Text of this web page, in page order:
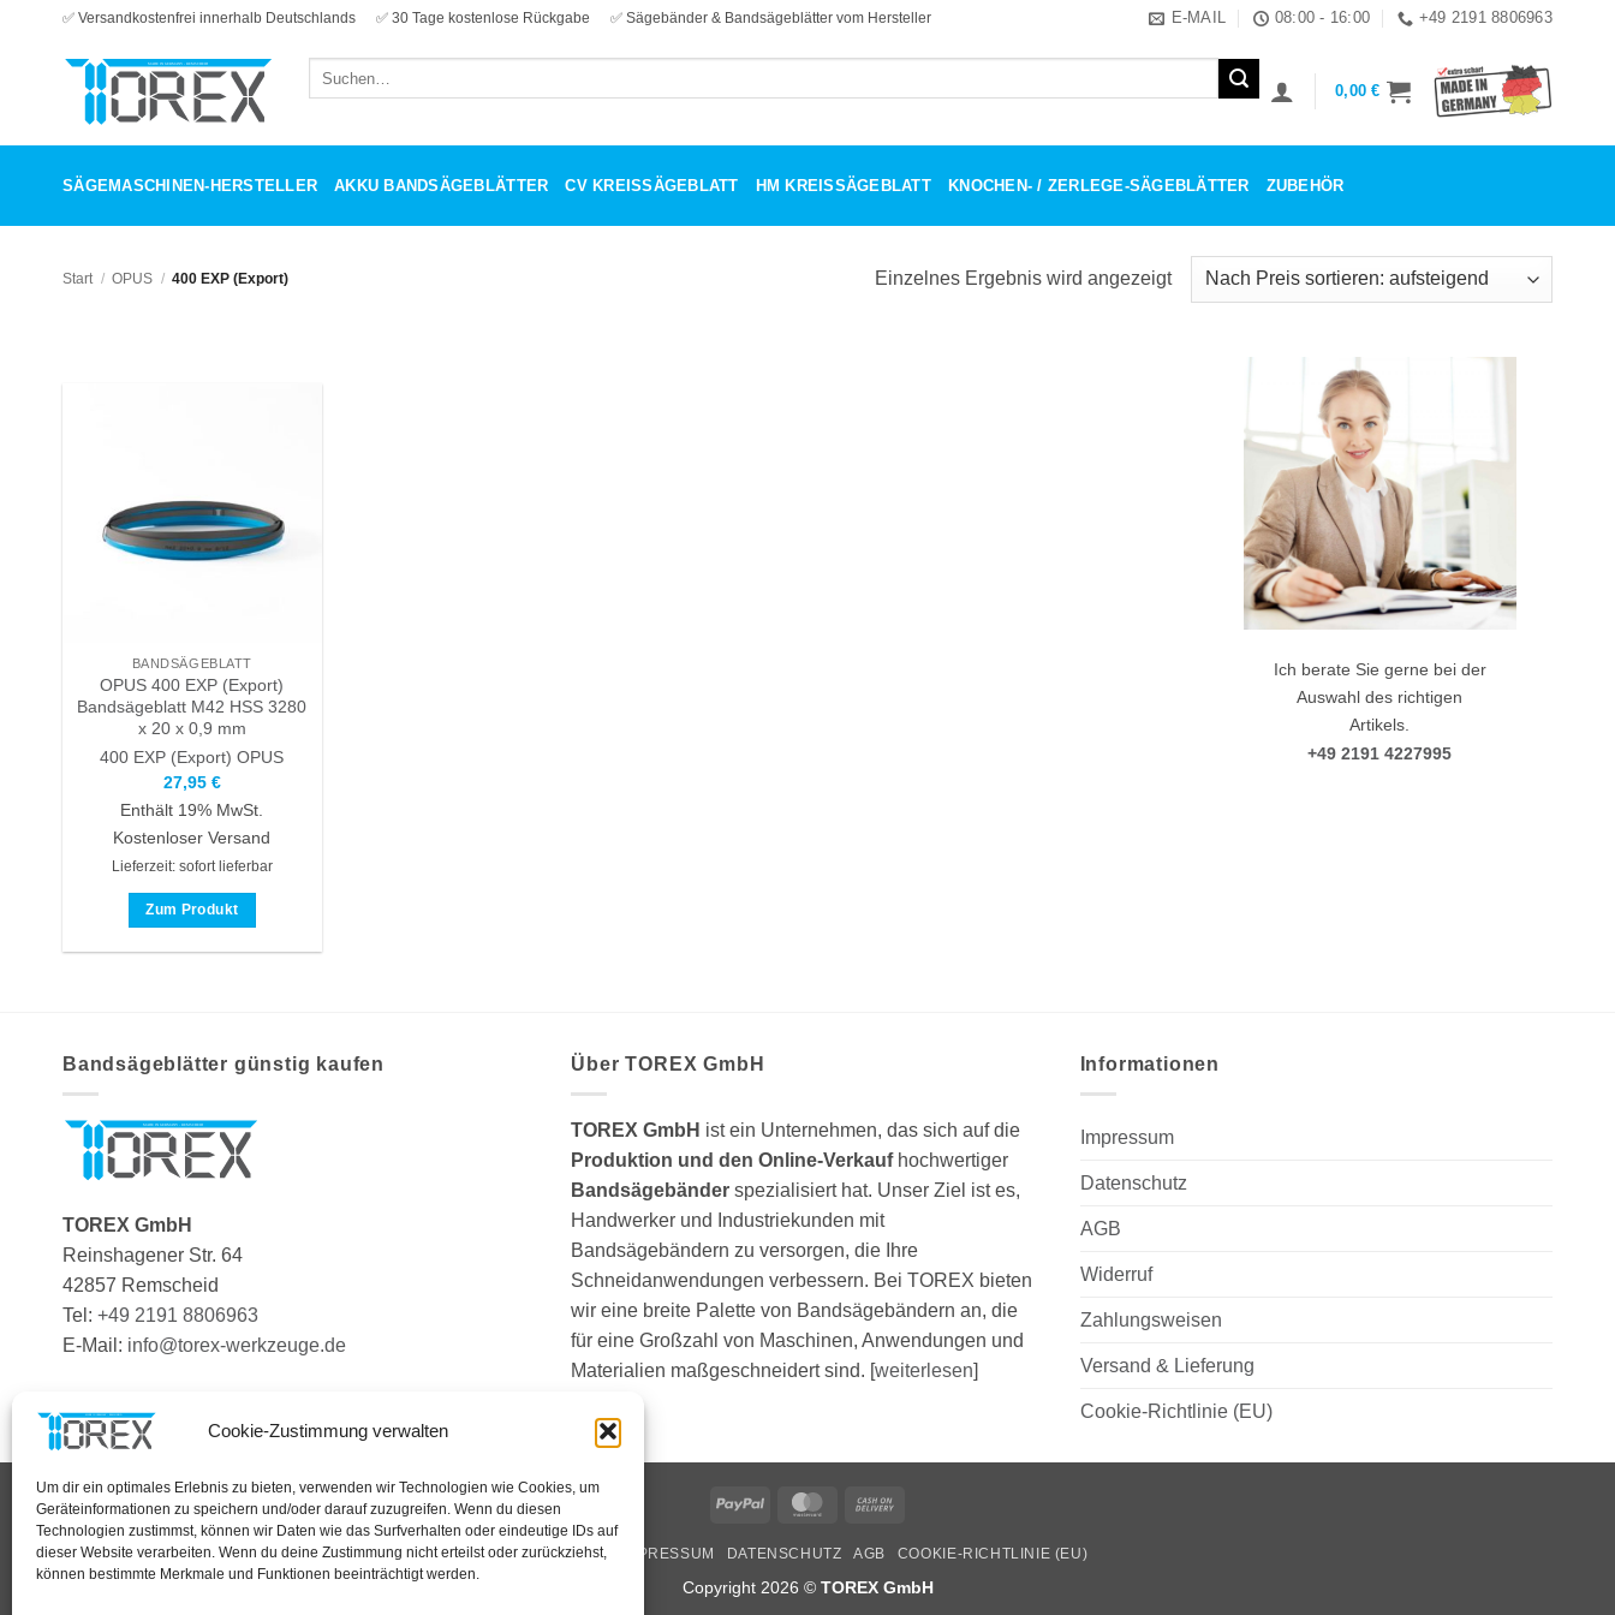
Cookie-Zustimmung verwalten
Um dir ein optimales Erlebnis zu bieten, verwenden wir Technologien wie Cookies, um
Geräteinformationen zu speichern und/oder darauf zuzugreifen. Wenn du diesen
Technologien zustimmst, können wir Daten wie das Surfverhalten oder eindeutige IDs auf
dieser Website verarbeiten. Wenn du deine Zustimmung nicht erteilst oder zurückziehst,
können bestimmte Merkmale und Funktionen beeinträchtigt werden.
springen
✅ Versandkostenfrei innerhalb Deutschlands ✅ 30 Tage kostenlose Rückgabe ✅ Sägebänder & Bandsägeblätter vom Hersteller E-MAIL 08:00 - 16:00 +49 2191 8806963
0,00€
SÄGEMASCHINEN-HERSTELLER AKKU BANDSÄGEBLÄTTER CV KREISSÄGEBLATT HM KREISSÄGEBLATT KNOCHEN- / ZERLEGE-SÄGEBLÄTTER ZUBEHÖR
Start / OPUS / 400 EXP (Export) Einzelnes Ergebnis wird angezeigt
BANDSÄGEBLATT
OPUS 400 EXP (Export)
Bandsägeblatt M42 HSS 3280
x 20 x 0,9 mm
400 EXP (Export) OPUS
27,95 €
Enthält 19% MwSt.
Kostenloser Versand
Lieferzeit: sofort lieferbar
Zum Produkt
Optionen
können
der
Produktseite
Ich berate Sie gerne bei der
Auswahl des richtigen
Artikels.
+49 2191 4227995
Bandsägeblätter günstig kaufen
TOREX GmbH
Reinshagener Str. 64
42857 Remscheid
Tel: +49 2191 8806963
E-Mail: info@torex-werkzeuge.de
Über TOREX GmbH
TOREX GmbH ist ein Unternehmen, das sich auf die
Produktion und den Online-Verkaufhochwertiger
Bandsägebänder spezialisiert hat. Unser Ziel ist es,
Handwerker und Industriekunden mit
Bandsägebändern zu versorgen, die Ihre
Schneidanwendungen verbessern. Bei TOREX bieten
wir eine breite Palette von Bandsägebändern an, die
für eine Großzahl von Maschinen, Anwendungen und
Materialien maßgeschneidert sind. [weiterlesen]
Informationen
Impressum
Datenschutz
AGB
Widerruf
Zahlungsweisen
Versand & Lieferung
Cookie-Richtlinie (EU)
PayPal MasterCard
Delivery
ÜBER UNS IMPRESSUM DATENSCHUTZ AGB COOKIE-RICHTLINIE (EU)
Copyright 2026 © TOREX GmbH